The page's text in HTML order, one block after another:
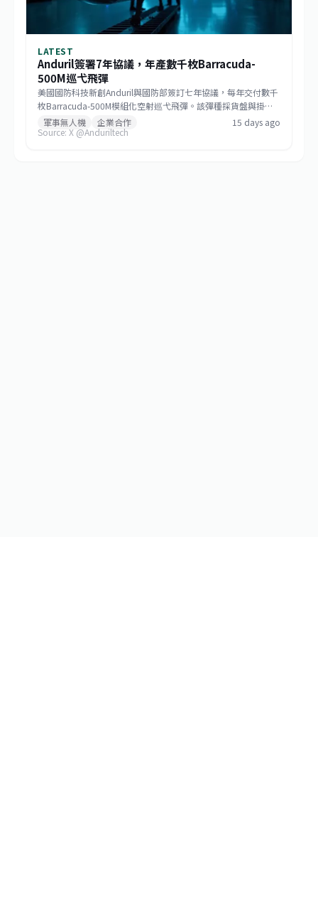
LATEST
Anduril簽署7年協議，年產數千枚Barracuda-
500M巡弋飛彈
美國國防科技新創Anduril與國防部簽訂七年協議，每年交付數千
枚Barracuda-500M模組化空射巡弋飛彈。該彈種採貨盤與掛架
雙模發射，符合低成本大量生產哲學，未來將成為美國與盟邦的
關鍵防區外打擊資產，也標誌非傳統國防供應商正式跨入大規模
軍事無人機 企業合作
15 days ago
Source: X @Anduriltech